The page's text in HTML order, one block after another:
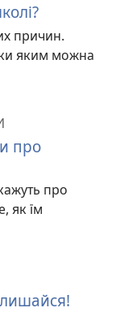
причин.
яким можна
про
про
як їм